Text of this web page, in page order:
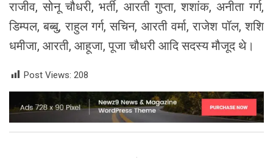
राजीव, सोनू चौधरी, भर्ती, आरती गुप्ता, शशांक, अनीता गर्ग,
डिम्पल, बब्बु, राहुल गर्ग, सचिन, आरती वर्मा, राजेश पॉल, शशि
धमीजा, आरती, आहूजा, पूजा चौधरी आदि सदस्य मौजूद थे।
Post Views: 208